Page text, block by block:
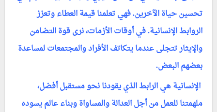
تحسين حياة الآخرين. فهي تعلمنا قيمة العطاء وتعزز
الروابط الإنسانية. في أوقات الأزمات، نرى قوة التضامن
والإيثار تتجلى عندما يتكاتف الأفراد والمجتمعات لمساعدة
بعضهم البعض.
الإنسانية هي الرابط الذي يقودنا نحو مستقبل أفضل،
ملهمتنا للعمل من أجل العدالة والمساواة وبناء عالم يسوده